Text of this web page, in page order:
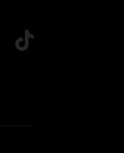
LinkedIn
nous sur
TikTok